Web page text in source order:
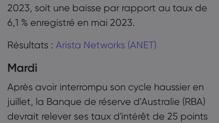
2023, soit une baisse par rapport au taux de
6,1 % enregistré en mai 2023.
Résultats : Arista Networks (ANET)
Mardi
Après avoir interrompu son cycle haussier en
juillet, la Banque de réserve d'Australie (RBA)
devrait relever ses taux d'intérêt de 25 points